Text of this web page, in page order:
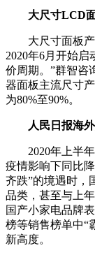
大尺寸LCD面
大尺寸面板产
2020年6月开始
价周期。”群智咨
器面板主流尺寸
为80%至90%。
人民日报海
2020年上半年
疫情影响下同比
齐跌”的境遇时，
品类，甚至与上
国产小家电品牌
榜等销售榜单中“
新高度。